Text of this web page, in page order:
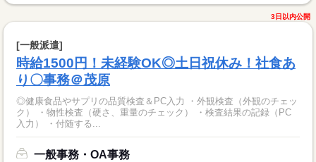
3日以内公開
[一般派遣]
時給1500円！未経験OK◎土日祝休み！社食あ
り〇事務＠茂原
◎健康食品やサプリの品質検査＆PC入力 ・外観検査（外観のチェッ
ク） ・物性検査（硬さ、重量のチェック） ・検査結果の記録（PC
入力） ・付随する...
一般事務・OA事務